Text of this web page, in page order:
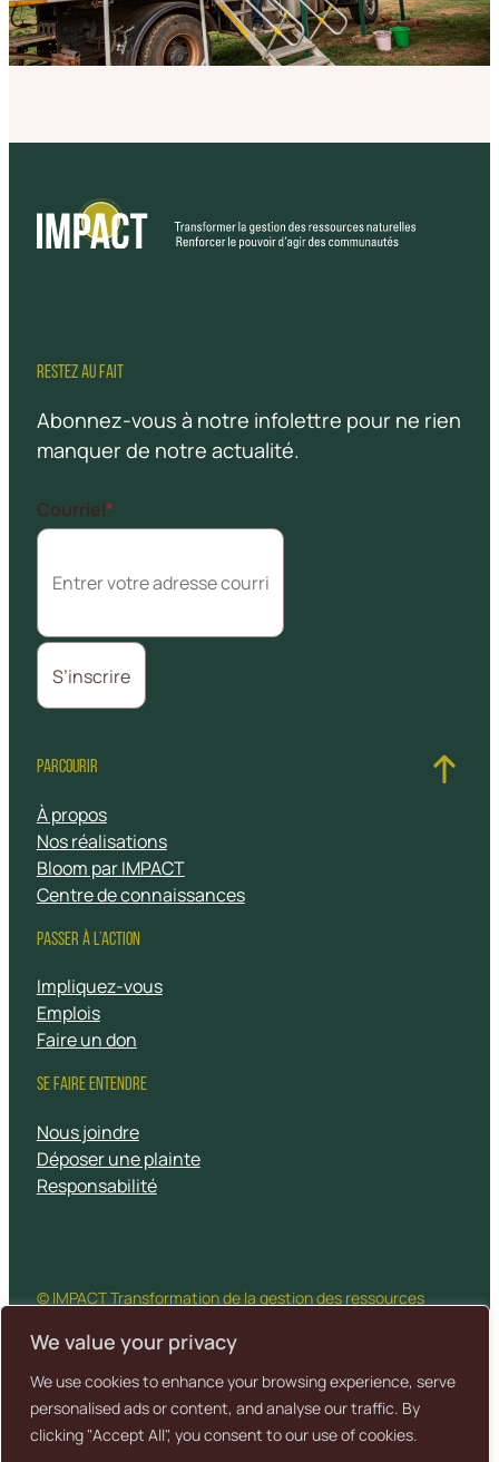
We value your privacy
We use cookies to enhance your browsing experience, serve
personalised ads or content, and analyse our traffic. By
clicking "Accept All", you consent to our use of cookies.
RESTEZ AU FAIT
Abonnez-vous à notre infolettre pour ne rien
manquer de notre actualité.
Courriel*
PARCOURIR
À propos
Nos réalisations
Bloom par IMPACT
Centre de connaissances
PASSER À L’ACTION
Impliquez-vous
Emplois
Faire un don
SE FAIRE ENTENDRE
Nous joindre
Déposer une plainte
Responsabilité
© IMPACT Transformation de la gestion des ressources
confidentialitéd’utilisation
cartographiques
Un site
propulsé par
Baytek